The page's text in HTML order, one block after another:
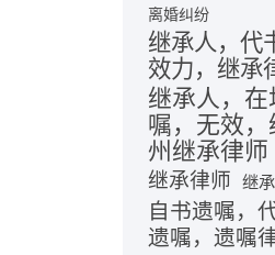
离婚纠纷
继承人，代
效力，继承
继承人，
嘱，无效
州继承律师
继承律师 继
自书遗嘱，
遗嘱，遗嘱